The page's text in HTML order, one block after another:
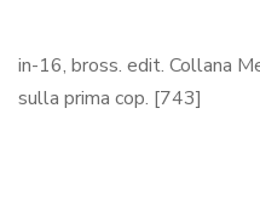
in-16, bross. edit. Collana
sulla prima cop. [743]